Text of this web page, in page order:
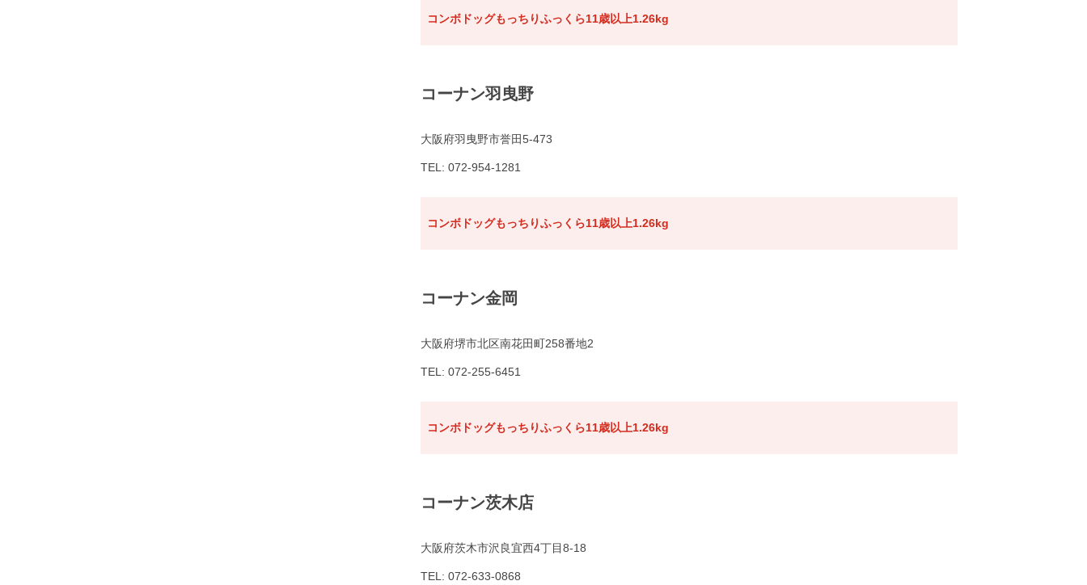
コンボドッグもっちりふっくら11歳以上1.26kg
コーナン羽曳野
大阪府羽曳野市誉田5-473
TEL: 072-954-1281
コンボドッグもっちりふっくら11歳以上1.26kg
コーナン金岡
大阪府堺市北区南花田町258番地2
TEL: 072-255-6451
コンボドッグもっちりふっくら11歳以上1.26kg
コーナン茨木店
大阪府茨木市沢良宜西4丁目8-18
TEL: 072-633-0868